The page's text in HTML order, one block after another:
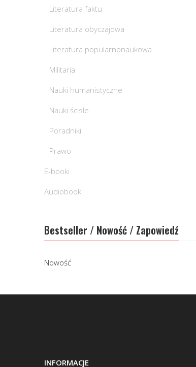
Literatura faktu
Literatura obyczajowa
Literatura popularnonaukowa
Militaria
Nauki humanistyczne
Nauki ścisłe
Poradniki
Prawo
E-booki
Audiobooki
Bestseller / Nowość / Zapowiedź
Nowość
INFORMACJE